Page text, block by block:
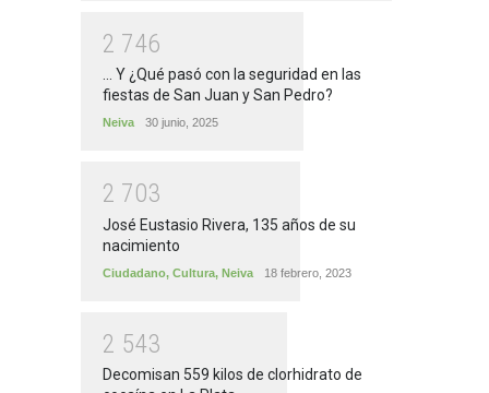
2 746
... Y ¿Qué pasó con la seguridad en las
fiestas de San Juan y San Pedro?
Neiva 30 junio, 2025
2 703
José Eustasio Rivera, 135 años de su
nacimiento
Ciudadano, Cultura, Neiva 18 febrero, 2023
2 543
Decomisan 559 kilos de clorhidrato de